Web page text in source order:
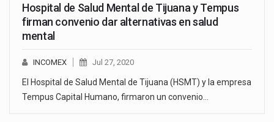
Hospital de Salud Mental de Tijuana y Tempus
firman convenio dar alternativas en salud
mental
INCOMEX Jul 27, 2020
El Hospital de Salud Mental de Tijuana (HSMT) y la empresa
Tempus Capital Humano, firmaron un convenio…